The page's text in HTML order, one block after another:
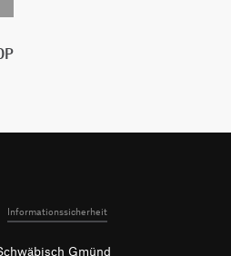
Informationssicherheit
Gmünd